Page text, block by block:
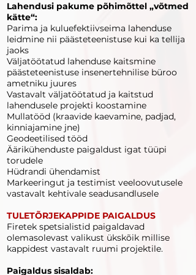
Lahendusi pakume põhimõttel „võtmed
kätte“:
Parima ja kuluefektiivseima lahenduse
leidmine nii päästeteenistuse kui ka tellija
jaoks
Väljatöötatud lahenduse kaitsmine
päästeteenistuse insenertehnilise büroo
ametniku juures
Vastavalt väljatöötatud ja kaitstud
lahendusele projekti koostamine
Mullatööd (kraavide kaevamine, padjad,
kinniajamine jne)
Geodeetilised tööd
Äärikühenduste paigaldust igat tüüpi
torudele
Hüdrandi ühendamist
Markeeringut ja testimist veeloovutusele
vastavalt kehtivale seadusandlusele
TULETÕRJEKAPPIDE PAIGALDUS
Firetek spetsialistid paigaldavad
olemasolevast valikust ükskõik millise
kappidest vastavalt ruumi projektile.
Paigaldus sisaldab: